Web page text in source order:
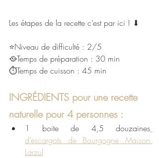
Les étapes de la recette c’est par ici ! ⬇
⭐Niveau de difficulté : 2/5
🥘Temps de préparation : 30 min
⏱Temps de cuisson : 45 min
INGRÉDIENTS pour une recette
naturelle pour 4 personnes :
1 boite de 4,5 douzaines
d’escargots de Bourgogne Maison
Larzul